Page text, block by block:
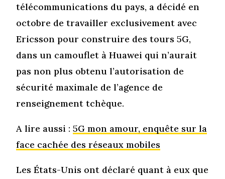
télécommunications du pays, a décidé en
octobre de travailler exclusivement avec
Ericsson pour construire des tours 5G,
dans un camouflet à Huawei qui n’aurait
pas non plus obtenu l’autorisation de
sécurité maximale de l’agence de
renseignement tchèque.
A lire aussi :5G mon amour, enquête sur la
face cachée des réseaux mobiles
Les États-Unis ont déclaré quant à eux que